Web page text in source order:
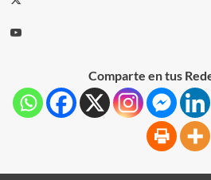
Comparte en tus